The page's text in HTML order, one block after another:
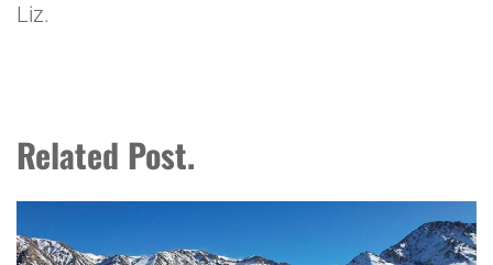
Liz.
Related Post.